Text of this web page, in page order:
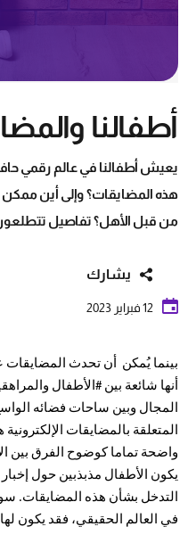
أطفالنا
يعيش أطفالنا في عالم رقمي
هذه المضايقات؟ وإلى أين ممكن
من قبل الأهل؟ تفاصيل
يشارك
12 فبراير 2023
بينما يُمكن أن تحدث المضايقات
أنها شائعة بين #الأطفال
المجال وبين ساحات فضائه
المتعلقة بالمضايقات
واضحة تماما كوضوح الفرق بين
يكون الأطفال مذبذبين حول
التدخل بشأن هذه المضايقات.
في العالم الحقيقي، فقد يكون